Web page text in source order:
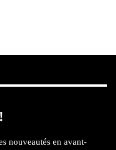
nouveautés en avant-